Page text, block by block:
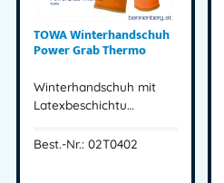
TOWA Winterhandschuh
Power Grab Thermo
Winterhandschuh mit
Latexbeschichtu…
Best.-Nr.: 02T0402